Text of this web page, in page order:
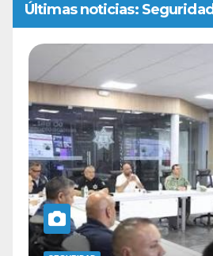
Últimas noticias: Seguridad